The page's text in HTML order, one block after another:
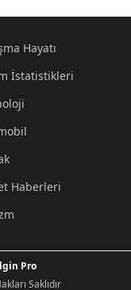
Hayatı
İstatistikleri
Haberleri
Pro
Saklıdır